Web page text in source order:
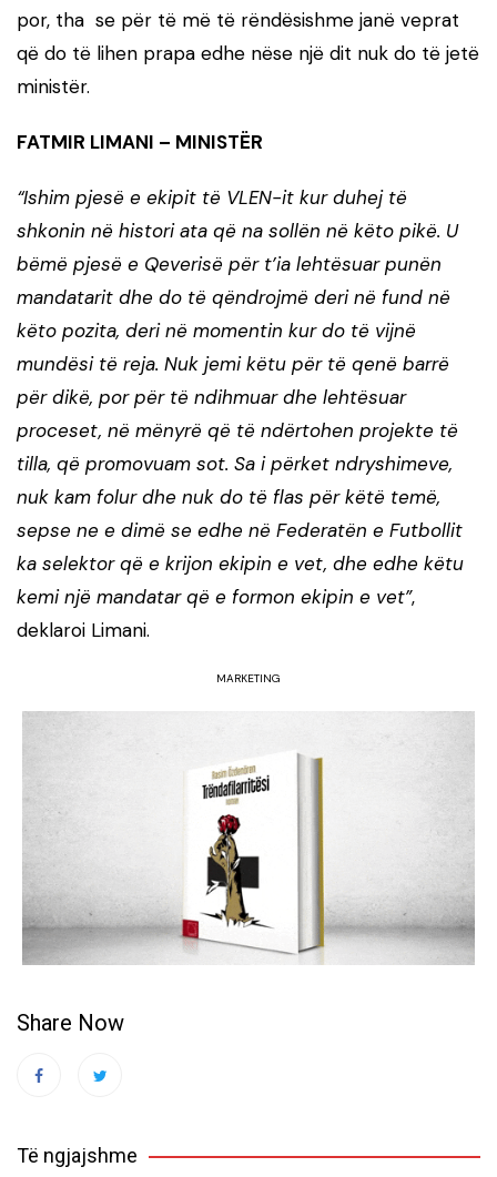
por, tha se për të më të rëndësishme janë veprat
që do të lihen prapa edhe nëse një dit nuk do të jetë
ministër.
FATMIR LIMANI – MINISTËR
“Ishim pjesë e ekipit të VLEN-it kur duhej të
shkonin në histori ata që na sollën në këto pikë. U
bëmë pjesë e Qeverisë për t’ia lehtësuar punën
mandatarit dhe do të qëndrojmë deri në fund në
këto pozita, deri në momentin kur do të vijnë
mundësi të reja. Nuk jemi këtu për të qenë barrë
për dikë, por për të ndihmuar dhe lehtësuar
proceset, në mënyrë që të ndërtohen projekte të
tilla, që promovuam sot. Sa i përket ndryshimeve,
nuk kam folur dhe nuk do të flas për këtë temë,
sepse ne e dimë se edhe në Federatën e Futbollit
ka selektor që e krijon ekipin e vet, dhe edhe këtu
kemi një mandatar që e formon ekipin e vet”,
deklaroi Limani.
MARKETING
Share Now
Të ngjajshme